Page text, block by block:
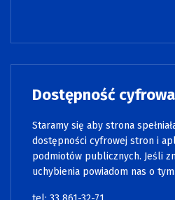
Dostępność cyfrowa
Staramy się aby strona
dostępności cyfrowej stron i
podmiotów publicznych. Jeśli
uchybienia powiadom nas o tym.